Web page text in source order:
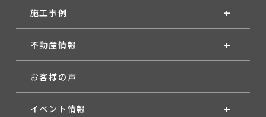
施工事例
不動産情報
お客様の声
イベント情報